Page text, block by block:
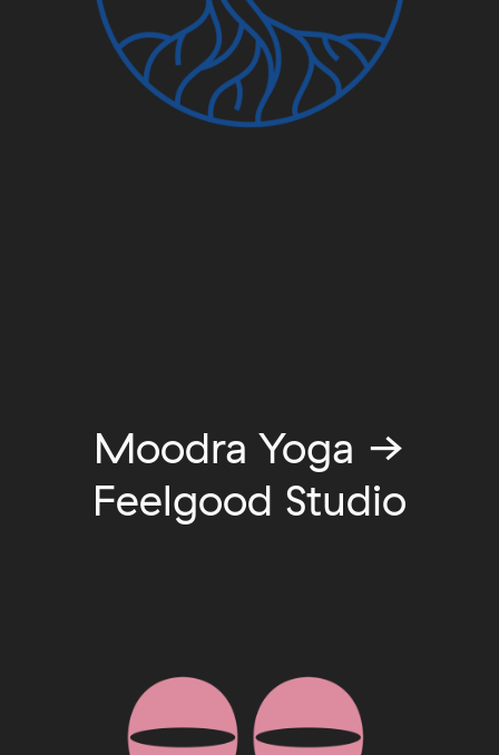
Moodra Yoga →
Feelgood Studio